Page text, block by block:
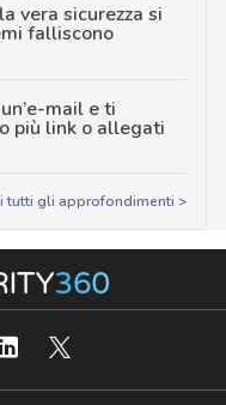
vera sicurezza si
falliscono
mail e ti
più link o allegati
tutti gli approfondimenti >